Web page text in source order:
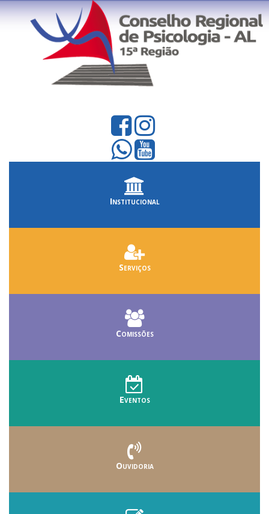
Institucional
Serviços
Comissões
Eventos
Ouvidoria